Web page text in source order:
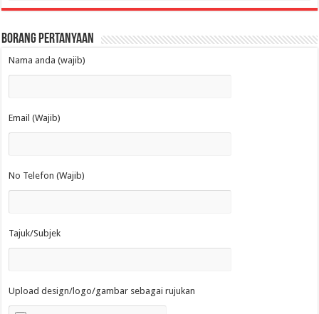
Borang Pertanyaan
Nama anda (wajib)
Email (Wajib)
No Telefon (Wajib)
Tajuk/Subjek
Upload design/logo/gambar sebagai rujukan